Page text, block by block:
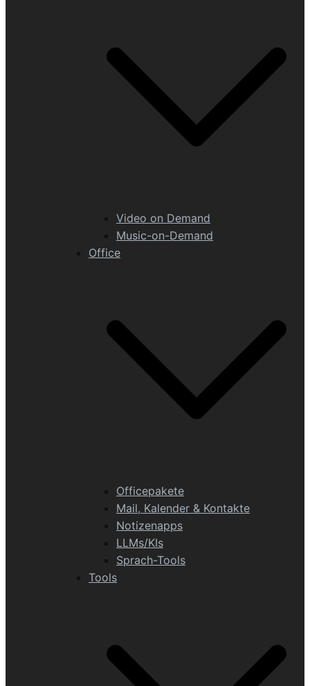
Video on Demand
Music-on-Demand
Office
Officepakete
Mail, Kalender & Kontakte
Notizenapps
LLMs/KIs
Sprach-Tools
Tools